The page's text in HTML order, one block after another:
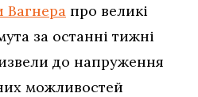
Вагнера про великі
за останні тижні
до напруження
можливостей